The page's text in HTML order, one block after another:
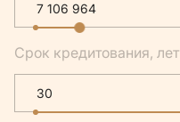
Срок кредитования, лет